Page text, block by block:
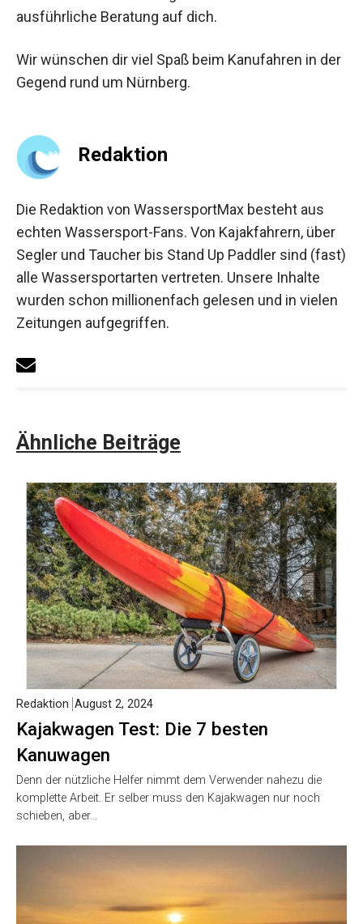
ausführliche Beratung auf dich.
Wir wünschen dir viel Spaß beim Kanufahren in der
Gegend rund um Nürnberg.
Redaktion
Die Redaktion von WassersportMax besteht aus
echten Wassersport-Fans. Von Kajakfahrern, über
Segler und Taucher bis Stand Up Paddler sind (fast)
alle Wassersportarten vertreten. Unsere Inhalte
wurden schon millionenfach gelesen und in vielen
Zeitungen aufgegriffen.
Ähnliche Beiträge
Kajakwagen Test: Die 7 besten
Kanuwagen
Redaktion August 2, 2024
Denn der nützliche Helfer nimmt dem Verwender nahezu die
komplette Arbeit. Er selber muss den Kajakwagen nur noch
schieben, aber…